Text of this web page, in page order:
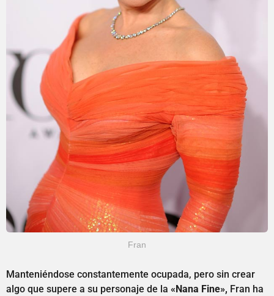
Fran
Manteniéndose constantemente ocupada, pero sin crear
algo que supere a su personaje de la «Nana Fine», Fran ha